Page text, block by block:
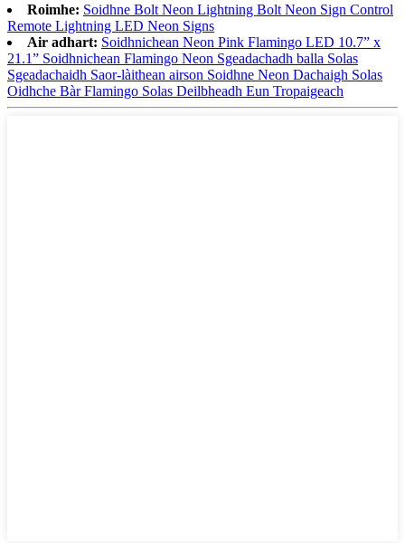
Roimhe: Soidhne Bolt Neon Lightning Bolt Neon Sign Control
Remote Lightning LED Neon Signs
Air adhart: Soidhnichean Neon Pink Flamingo LED 10.7” x
21.1” Soidhnichean Flamingo Neon Sgeadachadh balla Solas
Sgeadachaidh Saor-làithean airson Soidhne Neon Dachaigh Solas
Oidhche Bàr Flamingo Solas Deilbheadh ​​Eun Tropaigeach